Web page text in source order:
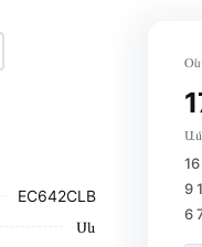
EC642CLB
Սև
9
6